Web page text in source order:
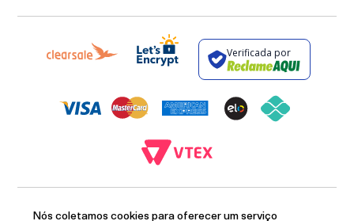
Nós coletamos cookies para oferecer um serviço
Verificada por
12.093.445/0002-23